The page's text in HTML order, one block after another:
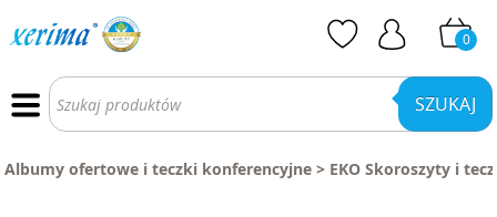
0
Wyszukiwarka
produktów SZUKAJ
Albumy ofertowe i teczki konferencyjne > EKO Skoroszyty i